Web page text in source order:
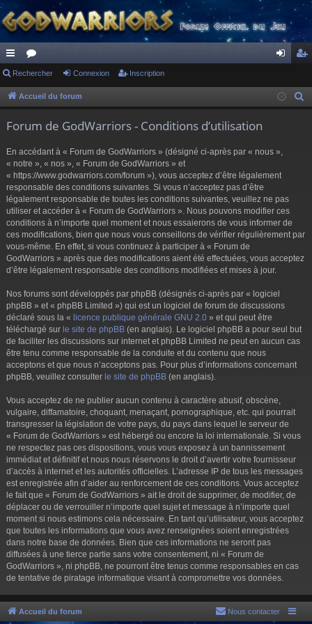
ac
co
s
or
u ne cri
Rechercher Connexion Inscription
Accueil du forum
Forum de GodWarriors - Conditions d’utilisation
En accédant à « Forum de GodWarriors » (désigné ci-après par « nous »,
« notre », « nos », « Forum de GodWarriors » et
« https://www.godwarriors.com/forum »), vous acceptez d’être légalement
responsable des conditions suivantes. Si vous n’acceptez pas d’être
légalement responsable de toutes les conditions suivantes, veuillez ne pas
utiliser et accéder à « Forum de GodWarriors ». Nous pouvons modifier ces
conditions à n’importe quel moment et nous essaierons de vous informer de
ces modifications, bien que nous vous conseillons de vérifier régulièrement par
vous-même. En effet, si vous continuez à participer à « Forum de
GodWarriors » après que des modifications aient été effectuées, vous acceptez
d’être légalement responsable des conditions modifiées et mises à jour.
Nos forums sont développés par phpBB (désignés ci-après par « logiciel
phpBB » et « phpBB Limited ») qui est un logiciel de forum de discussions
déclaré sous la « licence publique générale GNU 2.0 » et qui peut être
téléchargé sur le site de phpBB (en anglais). Le logiciel phpBB a pour seul but
de faciliter les discussions sur internet et phpBB Limited ne peut en aucun cas
être tenu comme responsable de la conduite et du contenu que nous
acceptons et que nous n’acceptons pas. Pour plus d’informations concernant
phpBB, veuillez consulter le site de phpBB (en anglais).
Vous acceptez de ne publier aucun contenu à caractère abusif, obscène,
vulgaire, diffamatoire, choquant, menaçant, pornographique, etc. qui pourrait
transgresser la législation de votre pays, du pays dans lequel le serveur de
« Forum de GodWarriors » est hébergé ou encore la loi internationale. Si vous
ne respectez pas ces dispositions, vous vous exposez à un bannissement
immédiat et définitif et nous nous réservons le droit d’avertir votre fournisseur
d’accès à internet et les autorités officielles. L’adresse IP de tous les messages
est enregistrée afin d’aider au renforcement de ces conditions. Vous acceptez
le fait que « Forum de GodWarriors » ait le droit de supprimer, de modifier, de
déplacer ou de verrouiller n’importe quel sujet et message à n’importe quel
moment si nous estimons cela nécessaire. En tant qu’utilisateur, vous acceptez
que toutes les informations que vous avez renseignées soient enregistrées
dans notre base de données. Bien que ces informations ne seront pas
diffusées à une tierce partie sans votre consentement, ni « Forum de
GodWarriors », ni phpBB, ne pourront être tenus comme responsables en cas
de tentative de piratage informatique visant à compromettre vos données.
Accueil du forum Nous contacter